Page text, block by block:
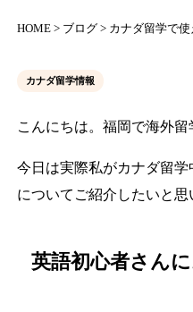
HOME > ブログ > カナダ留学で
カナダ留学情報
こんにちは。福岡で海外
今日は実際私がカナダ留
についてご紹介したいと思
英語初心者さん